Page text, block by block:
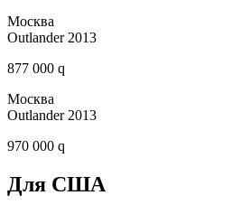
Москва
Outlander 2013
877 000 q
Москва
Outlander 2013
970 000 q
Для США